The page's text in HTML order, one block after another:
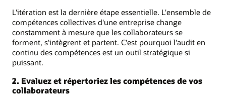
L'itération est la dernière étape essentielle. L'ensemble de
compétences collectives d'une entreprise change
constamment à mesure que les collaborateurs se
forment, s'intègrent et partent. C'est pourquoi l'audit en
continu des compétences est un outil stratégique si
puissant.
2. Evaluez et répertoriez les compétences de vos
collaborateurs